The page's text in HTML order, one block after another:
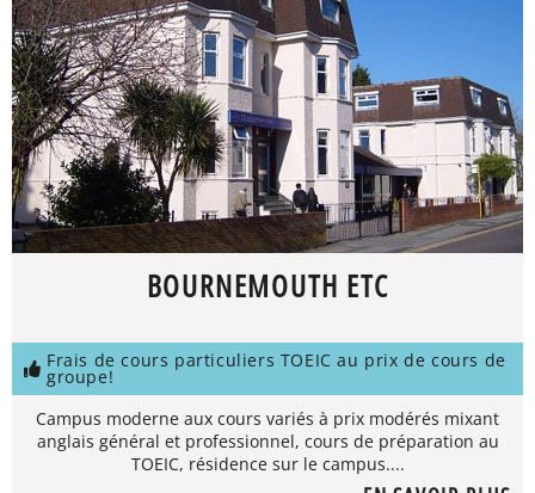
BOURNEMOUTH ETC
Frais de cours particuliers TOEIC au prix de cours de
groupe!
Campus moderne aux cours variés à prix modérés mixant
anglais général et professionnel, cours de préparation au
TOEIC, résidence sur le campus....